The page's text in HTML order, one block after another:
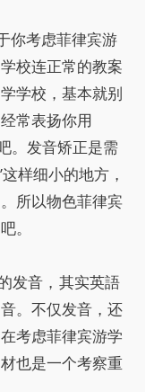
你考虑菲律宾游
校连正常的教案
学校，基本就别
常表扬你用
。发音矫正是需
样细小的地方，
所以物色菲律宾
。
发音，其实英語
。不仅发音，还
考虑菲律宾游学
也是一个考察重